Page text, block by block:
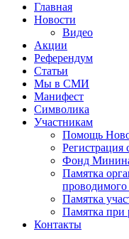
Главная
Новости
Видео
Акции
Референдум
Статьи
Мы в СМИ
Манифест
Символика
Участникам
Помощь
Регистрация
Фонд
Памятка
Памятка
Памятка при
Контакты